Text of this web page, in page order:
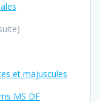
et majuscules
MS DF